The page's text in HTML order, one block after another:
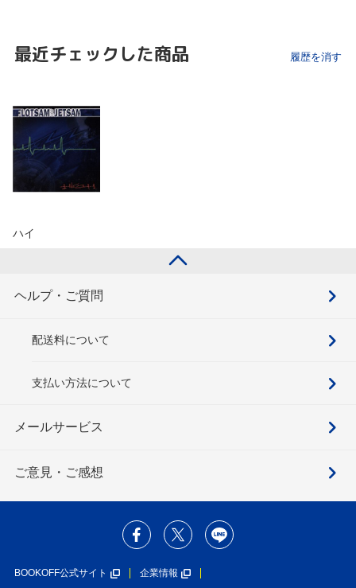
最近チェックした商品 履歴を消す
ハイ
ヘルプ・ご質問
配送料について
支払い方法について
メールサービス
ご意見・ご感想
BOOKOFF公式サイト 企業情報